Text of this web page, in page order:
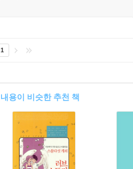
1
내용이 비슷한 추천 책